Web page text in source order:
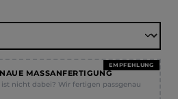
EMPFEHLUNG
MASSANFERTIGUNG
nicht dabei? Wir fertigen passgenau